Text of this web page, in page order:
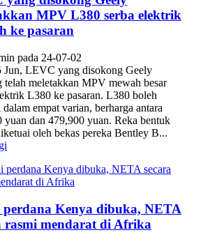
MPV L380 serba elektrik
ke pasaran
pada 24-07-02
Jun, LEVC yang disokong Geely
telah meletakkan MPV mewah besar
L380 ke pasaran. L380 boleh
empat varian, berharga antara
yuan dan 479,900 yuan. Reka bentuk
oleh bekas pereka Bentley B...
perdana Kenya dibuka, NETA
rasmi mendarat di Afrika